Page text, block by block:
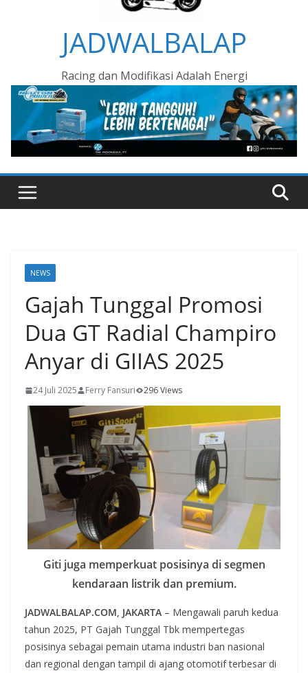
JADWALBALAP
Racing dan Modifikasi Adalah Energi
NEWS
Gajah Tunggal Promosi
Dua GT Radial Champiro
Anyar di GIIAS 2025
24 Juli 2025 Ferry Fansuri 296 Views
Giti juga memperkuat posisinya di segmen
kendaraan listrik dan premium.
JADWALBALAP.COM, JAKARTA – Mengawali paruh kedua
tahun 2025, PT Gajah Tunggal Tbk mempertegas
posisinya sebagai pemain utama industri ban nasional
dan regional dengan tampil di ajang otomotif terbesar di